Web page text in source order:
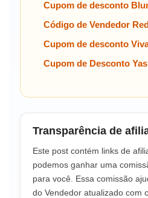
Cupom de desconto
Código de Vendedor
Cupom de desconto
Cupom de Desconto
Transparência de
Este post contém links de
podemos ganhar uma
para você. Essa comissão
do Vendedor atualizado com